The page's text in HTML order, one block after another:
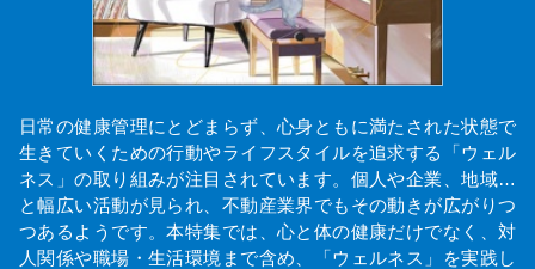
日常の健康管理にとどまらず、心身ともに満たされた状態で
生きていくための行動やライフスタイルを追求する「ウェル
ネス」の取り組みが注目されています。個人や企業、地域…
と幅広い活動が見られ、不動産業界でもその動きが広がりつ
つあるようです。本特集では、心と体の健康だけでなく、対
人関係や職場・生活環境まで含め、「ウェルネス」を実践し